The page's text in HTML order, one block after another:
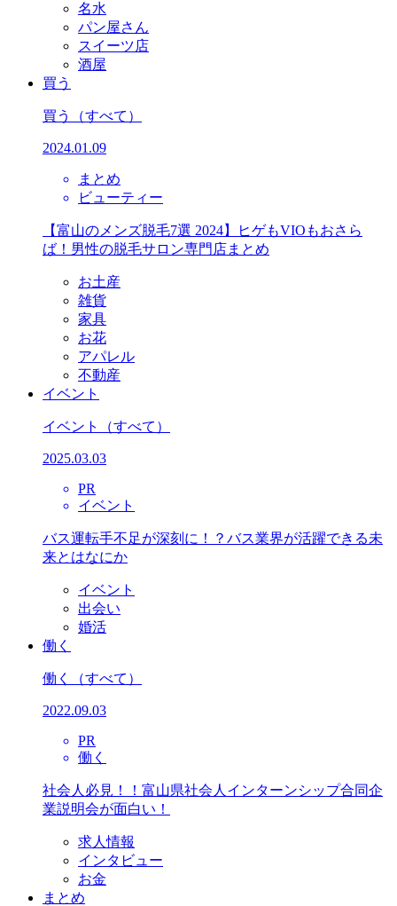
名水
パン屋さん
スイーツ店
酒屋
買う
買う （すべて）
2024.01.09
まとめ
ビューティー
【富山のメンズ脱毛7選 2024】ヒゲもVIOもおさら
ば！男性の脱毛サロン専門店まとめ
お土産
雑貨
家具
お花
アパレル
不動産
イベント
イベント （すべて）
2025.03.03
PR
イベント
バス運転手不足が深刻に！？バス業界が活躍できる未
来とはなにか
イベント
出会い
婚活
働く
働く （すべて）
2022.09.03
PR
働く
社会人必見！！富山県社会人インターンシップ合同企
業説明会が面白い！
求人情報
インタビュー
お金
まとめ